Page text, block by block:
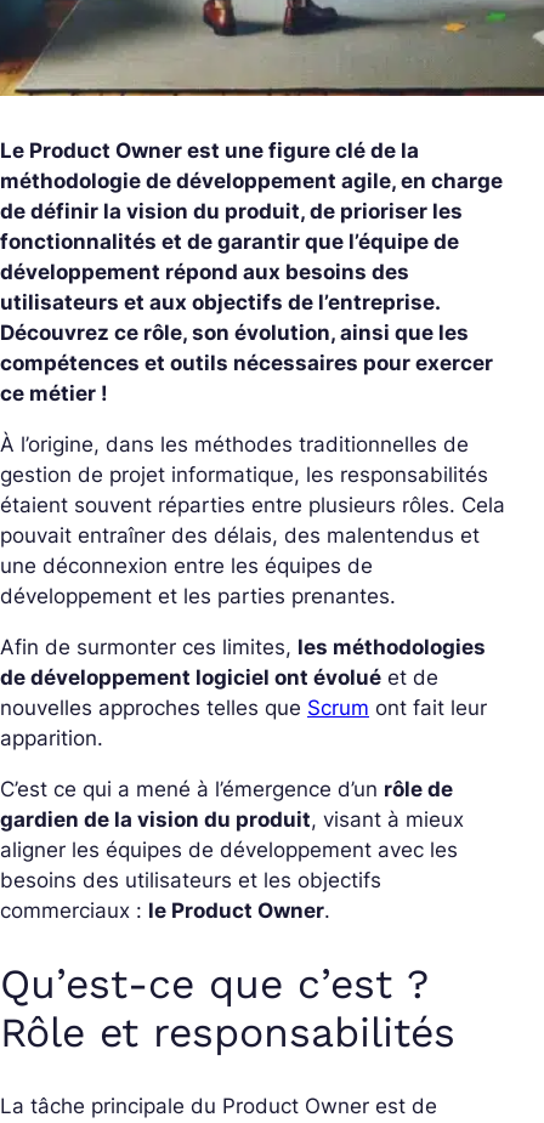
Le Product Owner est une figure clé de la
méthodologie de développement agile, en charge
de définir la vision du produit, de prioriser les
fonctionnalités et de garantir que l’équipe de
développement répond aux besoins des
utilisateurs et aux objectifs de l’entreprise.
Découvrez ce rôle, son évolution, ainsi que les
compétences et outils nécessaires pour exercer
ce métier !
À l’origine, dans les méthodes traditionnelles de
gestion de projet informatique, les responsabilités
étaient souvent réparties entre plusieurs rôles. Cela
pouvait entraîner des délais, des malentendus et
une déconnexion entre les équipes de
développement et les parties prenantes.
Afin de surmonter ces limites, les méthodologies
de développement logiciel ont évolué et de
nouvelles approches telles que Scrum ont fait leur
apparition.
C’est ce qui a mené à l’émergence d’un rôle de
gardien de la vision du produit, visant à mieux
aligner les équipes de développement avec les
besoins des utilisateurs et les objectifs
commerciaux : le Product Owner.
Qu’est-ce que c’est ?
Rôle et responsabilités
La tâche principale du Product Owner est de